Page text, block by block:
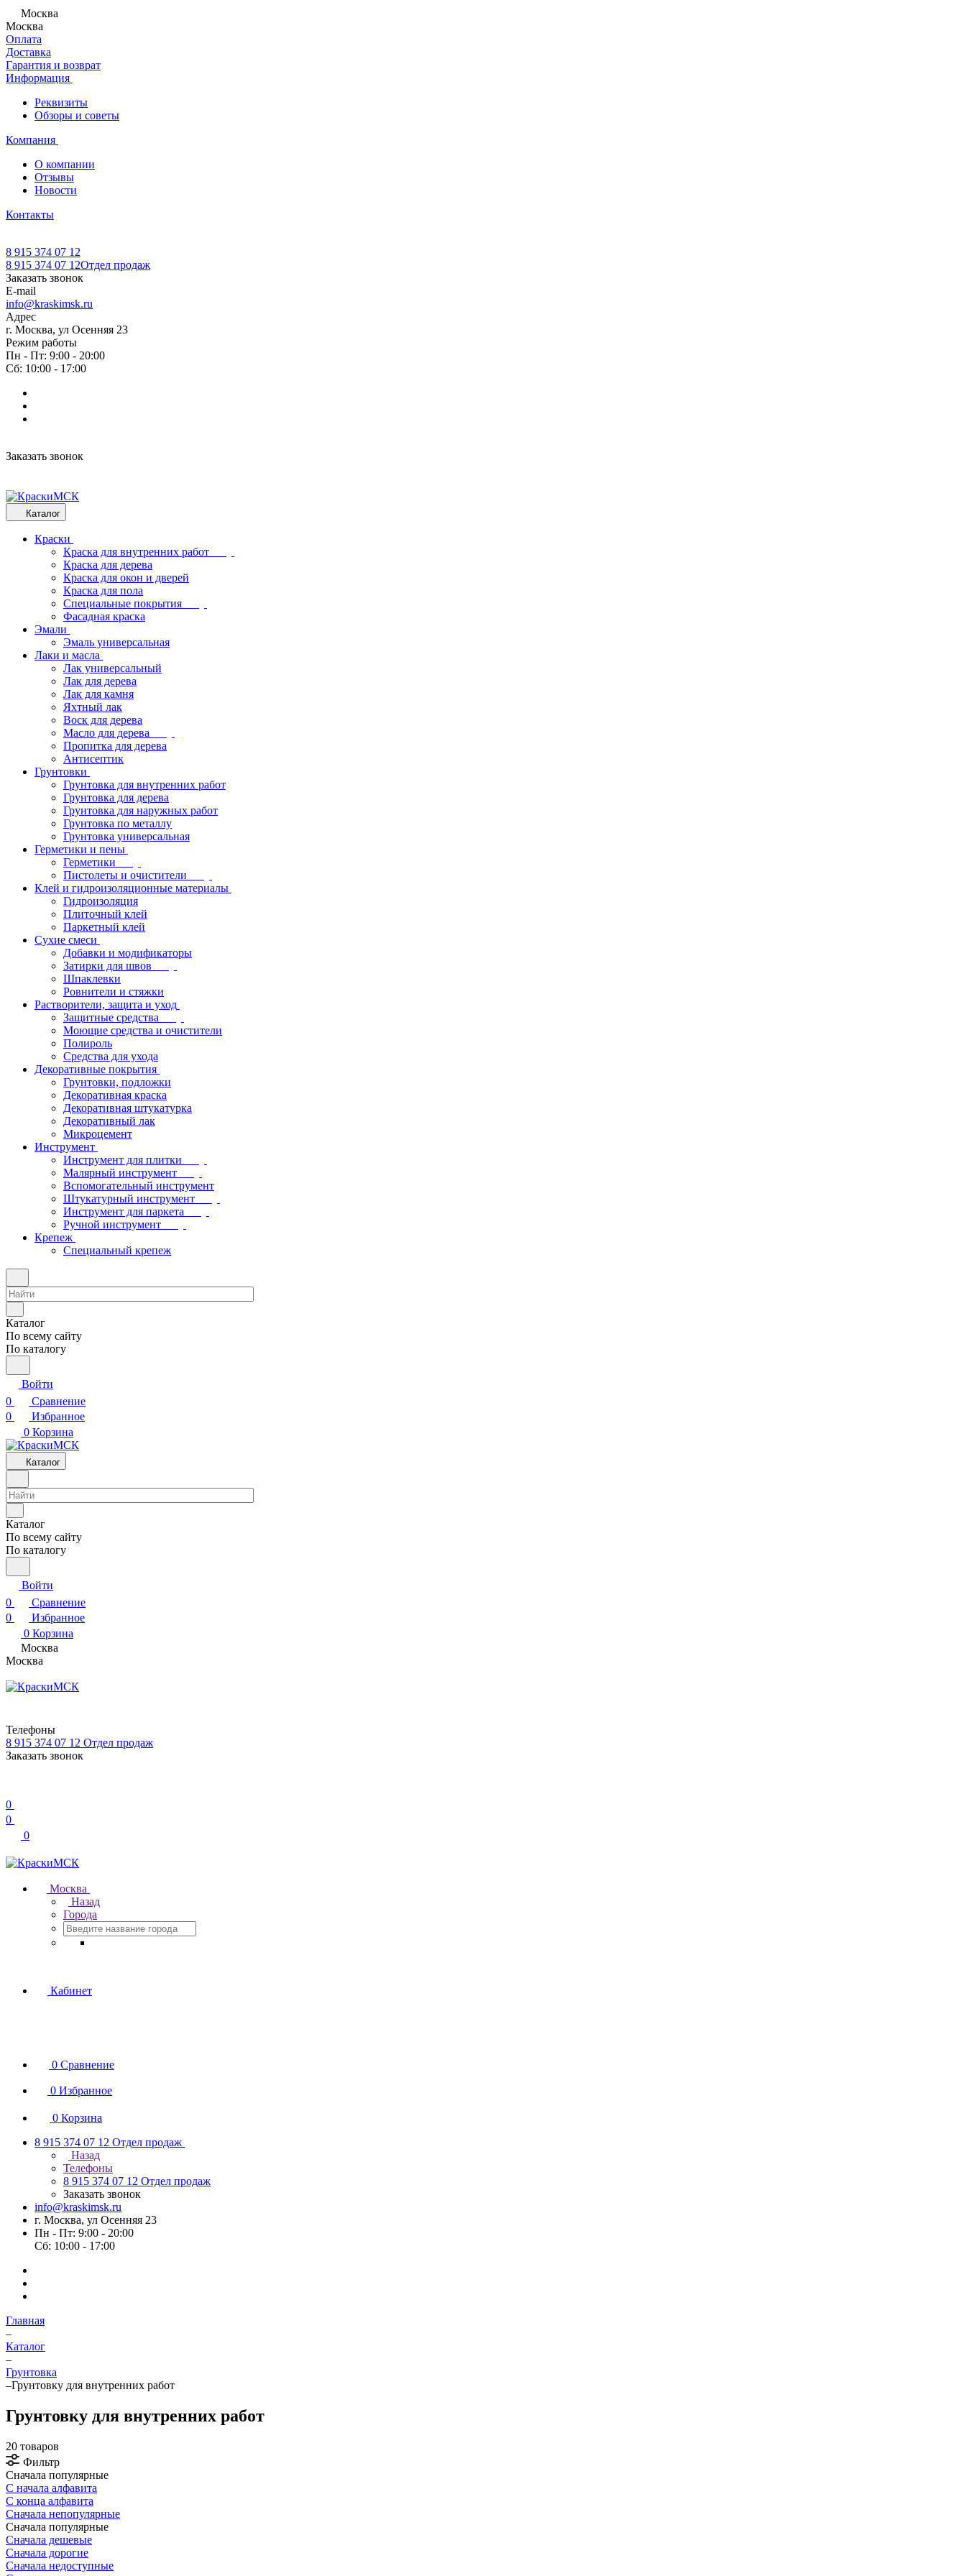
Москва
Москва
Оплата
Доставка
Гарантия и возврат
Информация
Реквизиты
Обзоры и советы
Компания
О компании
Отзывы
Новости
Контакты
8 915 374 07 12
8 915 374 07 12Отдел продаж
Заказать звонок
E-mail
info@kraskimsk.ru
Адрес
г. Москва, ул Осенняя 23
Режим работы
Пн - Пт: 9:00 - 20:00
Сб: 10:00 - 17:00
Заказать звонок
Каталог
Краски
Краска для внутренних работ
Краска для дерева
Краска для окон и дверей
Краска для пола
Специальные покрытия
Фасадная краска
Эмали
Эмаль универсальная
Лаки и масла
Лак универсальный
Лак для дерева
Лак для камня
Яхтный лак
Воск для дерева
Масло для дерева
Пропитка для дерева
Антисептик
Грунтовки
Грунтовка для внутренних работ
Грунтовка для дерева
Грунтовка для наружных работ
Грунтовка по металлу
Грунтовка универсальная
Герметики и пены
Герметики
Пистолеты и очистители
Клей и гидроизоляционные материалы
Гидроизоляция
Плиточный клей
Паркетный клей
Сухие смеси
Добавки и модификаторы
Затирки для швов
Шпаклевки
Ровнители и стяжки
Растворители, защита и уход
Защитные средства
Моющие средства и очистители
Полироль
Средства для ухода
Декоративные покрытия
Грунтовки, подложки
Декоративная краска
Декоративная штукатурка
Декоративный лак
Микроцемент
Инструмент
Инструмент для плитки
Малярный инструмент
Вспомогательный инструмент
Штукатурный инструмент
Инструмент для паркета
Ручной инструмент
Крепеж
Специальный крепеж
Каталог
По всему сайту
По каталогу
Войти
0
Сравнение
0
Избранное
0 Корзина
Каталог
Каталог
По всему сайту
По каталогу
Войти
0
Сравнение
0
Избранное
0 Корзина
Москва
Москва
Телефоны
8 915 374 07 12 Отдел продаж
Заказать звонок
0
0
0
Москва
Назад
Города
Кабинет
0 Сравнение
0 Избранное
0 Корзина
8 915 374 07 12 Отдел продаж
Назад
Телефоны
8 915 374 07 12 Отдел продаж
Заказать звонок
info@kraskimsk.ru
г. Москва, ул Осенняя 23
Пн - Пт: 9:00 - 20:00
Сб: 10:00 - 17:00
Главная
–
Каталог
–
Грунтовка
–Грунтовку для внутренних работ
Грунтовку для внутренних работ
20 товаров
Фильтр
Сначала популярные
С начала алфавита
С конца алфавита
Сначала непопулярные
Сначала популярные
Сначала дешевые
Сначала дорогие
Сначала недоступные